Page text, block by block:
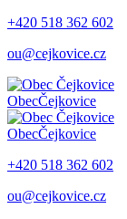
+420 518 362 602
ou@cejkovice.cz
ObecČejkovice
ObecČejkovice
+420 518 362 602
ou@cejkovice.cz